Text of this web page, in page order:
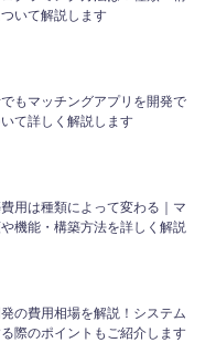
いて解説します
もマッチングアプリを開発で
て詳しく解説します
用は種類によって変わる｜マ
機能・構築方法を詳しく解説
の費用相場を解説！システム
際のポイントもご紹介します